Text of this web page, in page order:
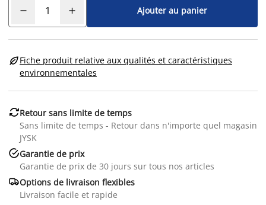
Ajouter au panier
Fiche produit relative aux qualités et caractéristiques
environnementales
Retour sans limite de temps
Sans limite de temps - Retour dans n'importe quel magasin
JYSK
Garantie de prix
Garantie de prix de 30 jours sur tous nos articles
Options de livraison flexibles
Livraison facile et rapide